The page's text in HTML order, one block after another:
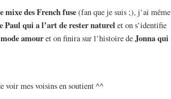
mixe des French fuse(fan que je suis ;), j’ai même
Paul qui a l’art de rester naturel et on s’identifie
amouret on finira sur l’histoire deJonna qui
voir mes voisins en soutient ^^